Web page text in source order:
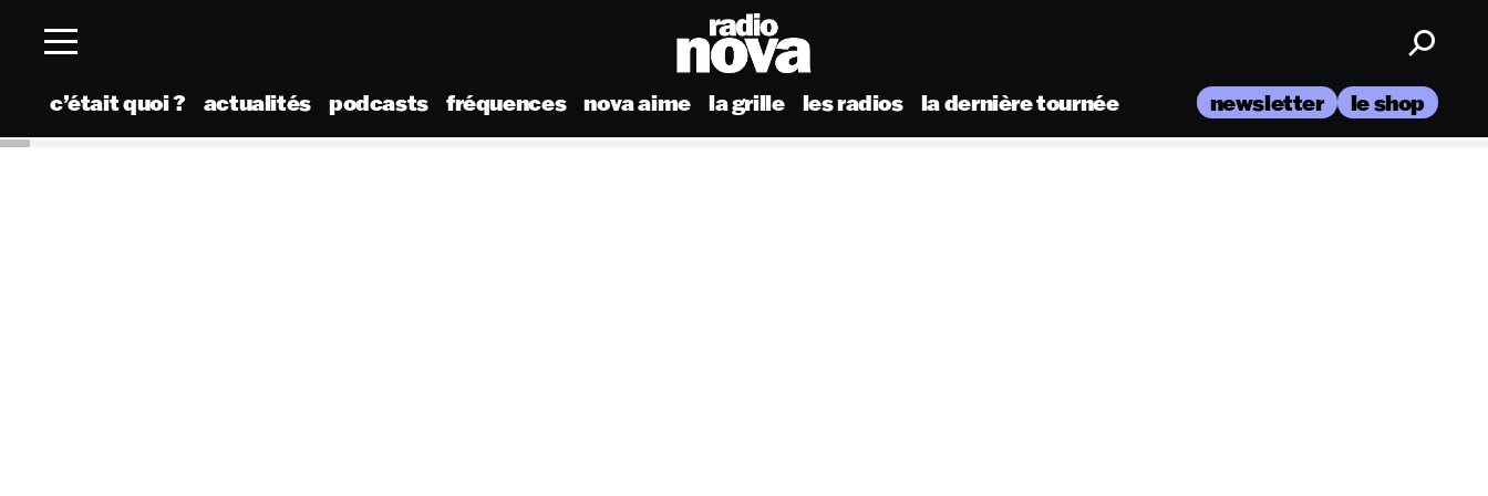
c’était quoi ? actualités podcasts fréquences nova aime la grille les radios la dernière tournée newsletter le shop